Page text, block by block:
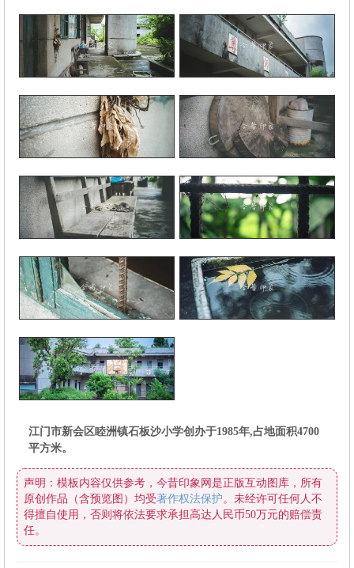
平方米。
原创作品（含预览图）均受著作权法保护
任。